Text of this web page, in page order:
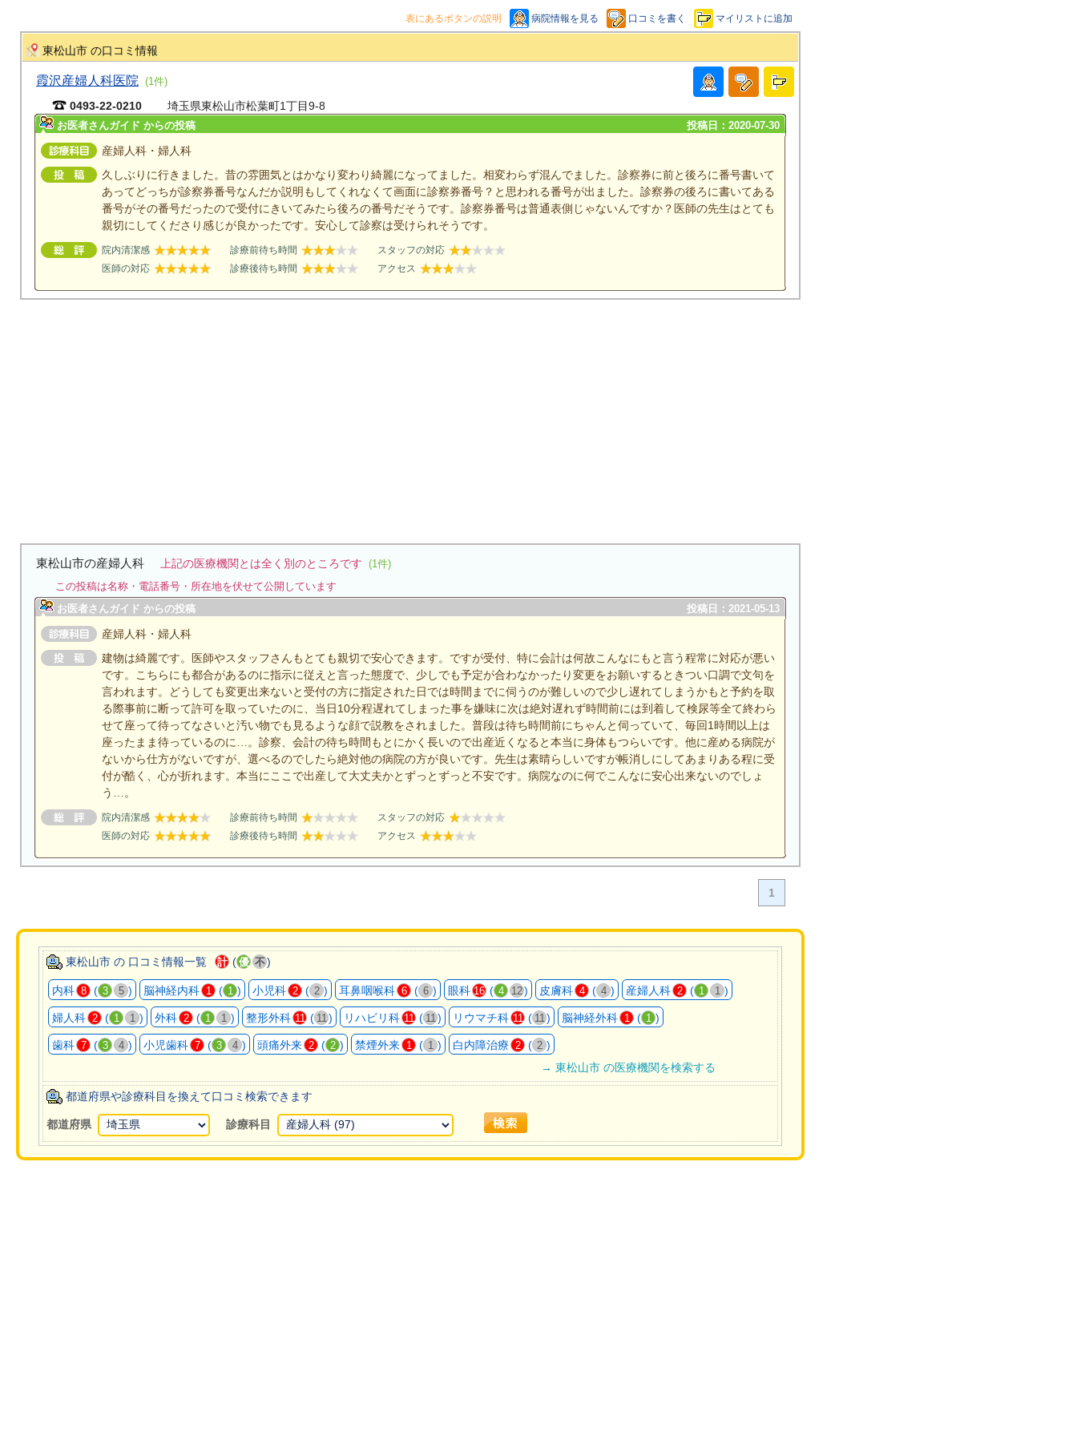
表にあるボタンの説明 病院情報を見る 口コミを書く マイリストに追加
東松山市 の口コミ情報
霞沢産婦人科医院 (1件)
0493-22-0210 埼玉県東松山市松葉町1丁目9-8
お医者さんガイド からの投稿 投稿日：2020-07-30
産婦人科・婦人科
久しぶりに行きました。昔の雰囲気とはかなり変わり綺麗になってました。相変わらず混んでました。診察券に前と後ろに番号書いて
あってどっちが診察券番号なんだか説明もしてくれなくて画面に診察券番号？と思われる番号が出ました。診察券の後ろに書いてある
番号がその番号だったので受付にきいてみたら後ろの番号だそうです。診察券番号は普通表側じゃないんですか？医師の先生はとても
親切にしてくださり感じが良かったです。安心して診察は受けられそうです。
院内清潔感 診療前待ち時間
スタッフの対応
医師の対応
診療後待ち時間 アクセス
東松山市の産婦人科 上記の医療機関とは全く別のところです (1件)
この投稿は名称・電話番号・所在地を伏せて公開しています
お医者さんガイド からの投稿
投稿日：2021-05-13
産婦人科・婦人科
建物は綺麗です。医師やスタッフさんもとても親切で安心できます。ですが受付、特に会計は何故こんなにもと言う程常に対応が悪い
です。こちらにも都合があるのに指示に従えと言った態度で、少しでも予定が合わなかったり変更をお願いするときつい口調で文句を
言われます。どうしても変更出来ないと受付の方に指定された日では時間までに伺うのが難しいので少し遅れてしまうかもと予約を取
る際事前に断って許可を取っていたのに、当日10分程遅れてしまった事を嫌味に次は絶対遅れず時間前には到着して検尿等全て終わら
せて座って待ってなさいと汚い物でも見るような顔で説教をされました。普段は待ち時間前にちゃんと伺っていて、毎回1時間以上は
座ったまま待っているのに…。診察、会計の待ち時間もとにかく長いので出産近くなると本当に身体もつらいです。他に産める病院が
ないから仕方がないですが、選べるのでしたら絶対他の病院の方が良いです。先生は素晴らしいですが帳消しにしてあまりある程に受
付が酷く、心が折れます。本当にここで出産して大丈夫かとずっとずっと不安です。病院なのに何でこんなに安心出来ないのでしょ
う…。
院内清潔感 診療前待ち時間
スタッフの対応
医師の対応
診療後待ち時間 アクセス
1
東松山市 の 口コミ情報一覧 計 (優 不)
内科 8 ( 3 5 ) 脳神経内科 1 ( 1 ) 小児科 2 ( 2 ) 耳鼻咽喉科 6 ( 6 ) 眼科 16 ( 4 12) 皮膚科 4 ( 4 ) 産婦人科 2 ( 1 1 )
婦人科 2 ( 1 1 ) 外科 2 ( 1 1 ) 整形外科 11 ( 11) リハビリ科 11 ( 11) リウマチ科 11 ( 11) 脳神経外科 1 ( 1 )
歯科 7 ( 3 4 ) 小児歯科 7 ( 3 4 ) 頭痛外来 2 ( 2 ) 禁煙外来 1 ( 1 ) 白内障治療 2 ( 2 )
→ 東松山市 の医療機関を検索する
都道府県や診療科目を換えて口コミ検索できます
都道府県 診療科目